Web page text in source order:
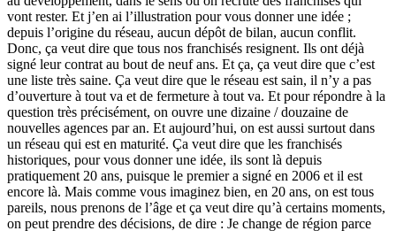
vont rester. Et j’en ai l’illustration pour vous donner une idée ;
depuis l’origine du réseau, aucun dépôt de bilan, aucun conflit.
Donc, ça veut dire que tous nos franchisés resignent. Ils ont déjà
signé leur contrat au bout de neuf ans. Et ça, ça veut dire que c’est
une liste très saine. Ça veut dire que le réseau est sain, il n’y a pas
d’ouverture à tout va et de fermeture à tout va. Et pour répondre à la
question très précisément, on ouvre une dizaine / douzaine de
nouvelles agences par an. Et aujourd’hui, on est aussi surtout dans
un réseau qui est en maturité. Ça veut dire que les franchisés
historiques, pour vous donner une idée, ils sont là depuis
pratiquement 20 ans, puisque le premier a signé en 2006 et il est
encore là. Mais comme vous imaginez bien, en 20 ans, on est tous
pareils, nous prenons de l’âge et ça veut dire qu’à certains moments,
on peut prendre des décisions, de dire : Je change de région parce